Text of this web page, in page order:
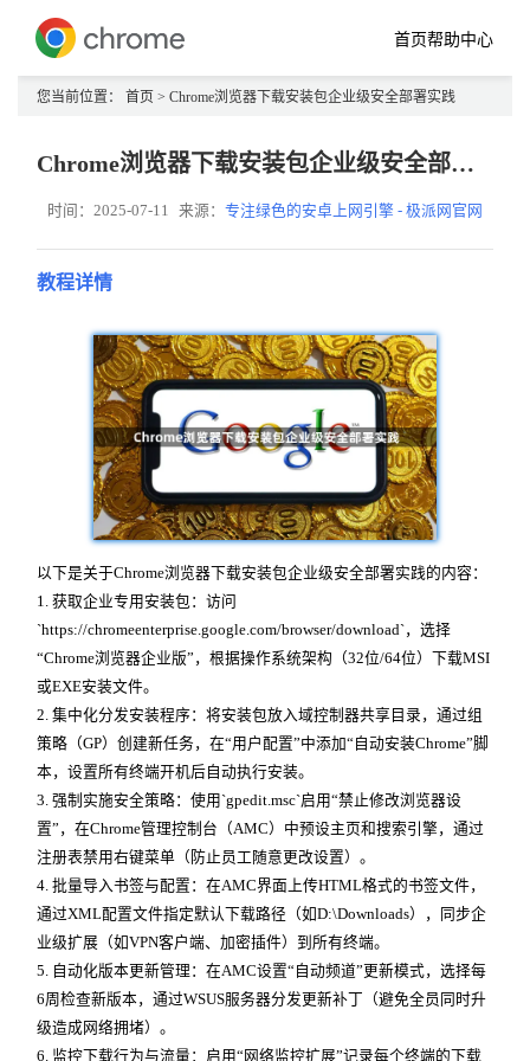
首页帮助中心
您当前位置： 首页 > Chrome浏览器下载安装包企业级安全部署实践
Chrome浏览器下载安装包企业级安全部署实践
时间：2025-07-11 来源：专注绿色的安卓上网引擎 - 极派网官网
教程详情
以下是关于Chrome浏览器下载安装包企业级安全部署实践的内容：
1. 获取企业专用安装包：访问
`https://chromeenterprise.google.com/browser/download`，选择
“Chrome浏览器企业版”，根据操作系统架构（32位/64位）下载MSI
或EXE安装文件。
2. 集中化分发安装程序：将安装包放入域控制器共享目录，通过组
策略（GP）创建新任务，在“用户配置”中添加“自动安装Chrome”脚
本，设置所有终端开机后自动执行安装。
3. 强制实施安全策略：使用`gpedit.msc`启用“禁止修改浏览器设
置”，在Chrome管理控制台（AMC）中预设主页和搜索引擎，通过
注册表禁用右键菜单（防止员工随意更改设置）。
4. 批量导入书签与配置：在AMC界面上传HTML格式的书签文件，
通过XML配置文件指定默认下载路径（如D:\Downloads），同步企
业级扩展（如VPN客户端、加密插件）到所有终端。
5. 自动化版本更新管理：在AMC设置“自动频道”更新模式，选择每
6周检查新版本，通过WSUS服务器分发更新补丁（避免全员同时升
级造成网络拥堵）。
6. 监控下载行为与流量：启用“网络监控扩展”记录每个终端的下载